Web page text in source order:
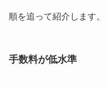
順を追って紹介します。
手数料が低水準